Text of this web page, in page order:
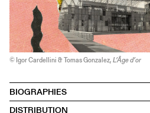
© Igor Cardellini & Tomas Gonzalez, L’Âge d’or
BIOGRAPHIES
DISTRIBUTION